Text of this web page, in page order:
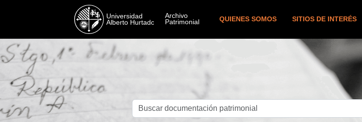
QUIENES SOMOS SITIOS DE INTERÉS